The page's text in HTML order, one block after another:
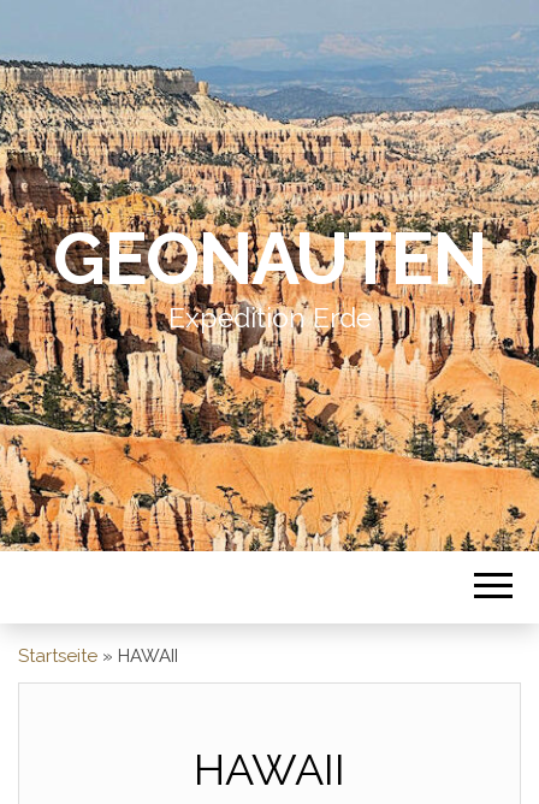
GEONAUTEN
Expedition Erde
Startseite » HAWAII
HAWAII